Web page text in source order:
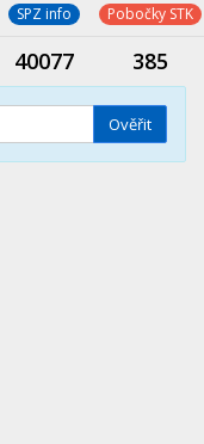
SPZ info Pobočky STK
40077 385
Ověřit